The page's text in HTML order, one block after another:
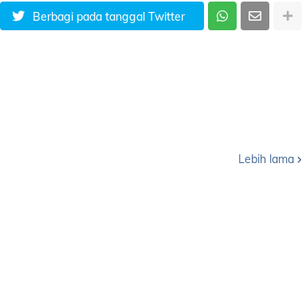
Berbagi pada tanggal Twitter
Lebih lama